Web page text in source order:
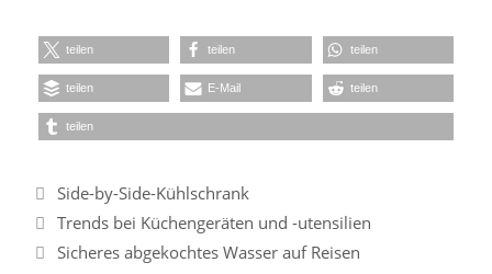
teilen teilen teilen
teilen E-Mail teilen
teilen
Kategorien
Side-by-Side-Kühlschrank
Trends bei Küchengeräten und -utensilien
Sicheres abgekochtes Wasser auf Reisen